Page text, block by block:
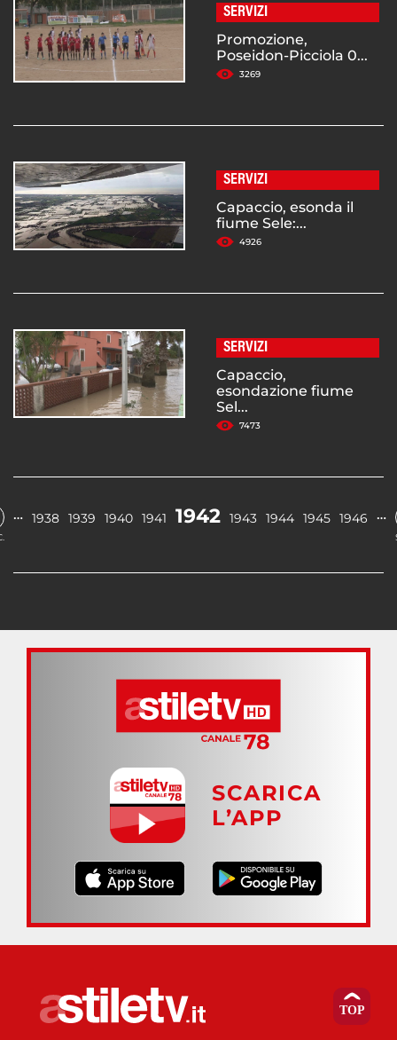
SERVIZI
Promozione,
Poseidon-Picciola 0...
3269
SERVIZI
Capaccio, esonda il
fiume Sele:...
4926
SERVIZI
Capaccio,
esondazione fiume
Sel...
7473
… 1938 1939 1940 1941 1942 1943 1944 1945 1946 …
SCARICA
L’APP